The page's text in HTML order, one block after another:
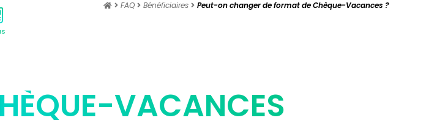
FAQ Bénéficiaires Peut-on changer de format de Chèque-Vacances ?
VACANCES